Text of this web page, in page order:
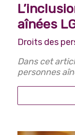
aînées
Droits des
Dans cet
personnes